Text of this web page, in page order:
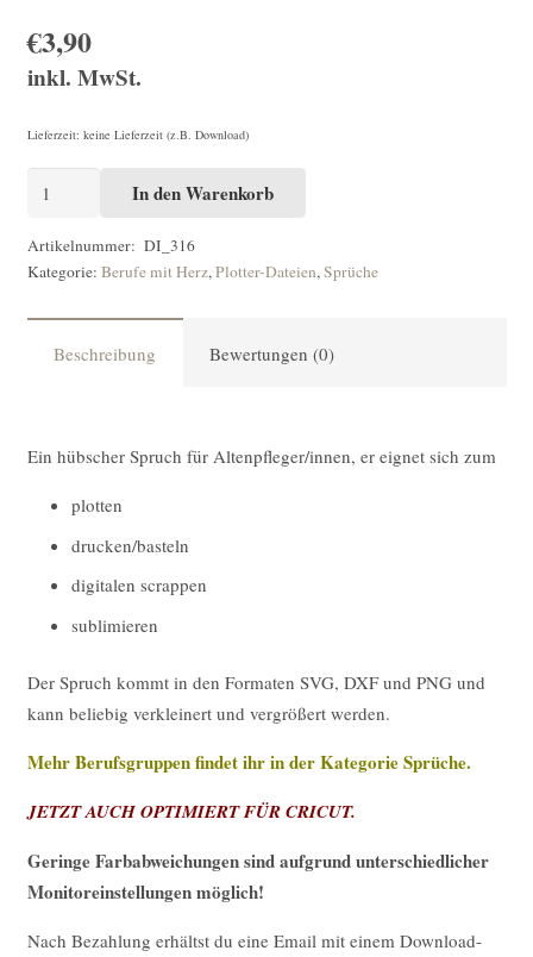
€3,90
inkl. MwSt.
Lieferzeit: keine Lieferzeit (z.B. Download)
Plotterdatei
MIT
HERZ
In den Warenkorb
Artikelnummer: DI_316
Kategorie: Berufe mit Herz,Plotter-Dateien,Sprüche
Beschreibung Bewertungen (0)
Ein hübscher Spruch für Altenpfleger/innen, er eignet sich zum
plotten
drucken/basteln
digitalen scrappen
sublimieren
Der Spruch kommt in den Formaten SVG, DXF und PNG und
kann beliebig verkleinert und vergrößert werden.
Mehr Berufsgruppen findet ihr in der KategorieSprüche.
JETZT AUCH OPTIMIERT FÜR CRICUT.
Geringe Farbabweichungen sind aufgrund unterschiedlicher
Monitoreinstellungen möglich!
Nach Bezahlung erhältst du eine Email mit einem Download-